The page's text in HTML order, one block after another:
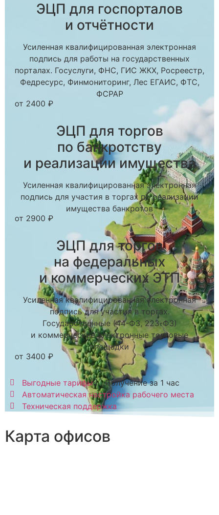
ЭЦП для госпорталов
и отчётности
Усиленная квалифицированная электронная
подпись для работы на государственных
порталах. Госуслуги, ФНС, ГИС ЖКХ, Росреестр,
Федресурс, Финмониторинг, Лес ЕГАИС, ФТС,
ФСРАР
от 2400 ₽
ЭЦП для торгов
по банкротству
и реализации имущества
Усиленная квалифицированная электронная
подпись для участия в торгах по реализации
имущества банкротов
от 2900 ₽
ЭЦП для торгов
на федеральных
и коммерческих ЭТП
Усиленная квалифицированная электронная
подпись для участия в торгах.
Государственные (44-ФЗ, 223-ФЗ)
и коммерческие электронные торговые
площадки
от 3400 ₽
Выгодные тарифы
Получение за 1 час
Автоматическая настройка рабочего места
Техническая поддержка
Карта офисов